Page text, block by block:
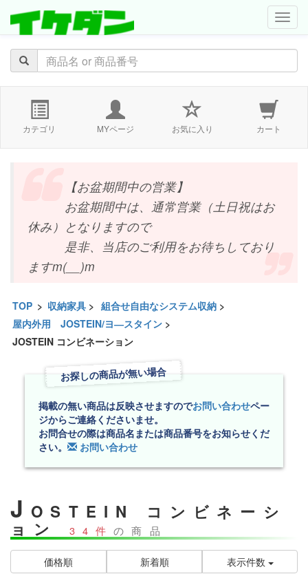
カテゴリ MYページ お気に入り カート
【お盆期間中の営業】
お盆期間中は、通常営業（土日祝はお
休み）となりますので
是非、当店のご利用をお待ちしており
ますm(__)m
TOP > 収納家具 > 組合せ自由なシステム収納 >
屋内外用 JOSTEIN/ヨ―スタイン >
JOSTEIN コンビネーション
お探しの商品が無い場合
掲載の無い商品は反映させますのでお問い合わせペー
ジからご連絡くださいませ。
お問合せの際は商品名または商品番号をお知らせくだ
さい。
お問い合わせ
J OSTEIN コンビネーシ
ョン 34件の商品
価格順 新着順 表示件数